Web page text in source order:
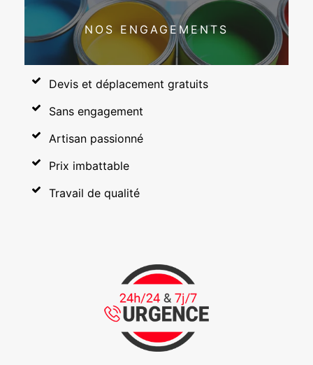
NOS ENGAGEMENTS
Devis et déplacement gratuits
Sans engagement
Artisan passionné
Prix imbattable
Travail de qualité